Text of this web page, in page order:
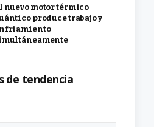
nuevo motor térmico
produce trabajo y
de tendencia